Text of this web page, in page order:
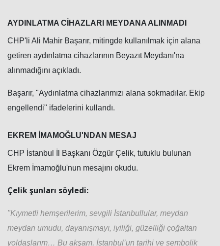
AYDINLATMA CİHAZLARI MEYDANA ALINMADI
CHP'li Ali Mahir Başarır, mitingde kullanılmak için alana
getiren aydınlatma cihazlarının Beyazıt Meydanı'na
alınmadığını açıkladı.
Başarır, "Aydınlatma cihazlarımızı alana sokmadılar. Ekip
engellendi" ifadelerini kullandı.
EKREM İMAMOĞLU'NDAN MESAJ
CHP İstanbul İl Başkanı Özgür Çelik, tutuklu bulunan
Ekrem İmamoğlu'nun mesajını okudu.
Çelik şunları söyledi:
"Kıymetli hemşerilerim, sevgili İstanbullular, meydan
meydan umudu, dayanışmayı, iyiliği, güzelliği çoğaltan
yoldaşlarım… Bu akşam, İstanbul’un tarihi ve sembolik